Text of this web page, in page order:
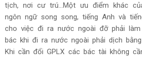
tịch, nơi cư trú...Một ưu điểm khác
ngôn ngữ song song, tiếng Anh và
cho việc đi ra nước ngoài đỡ phải
bác khi đi ra nước ngoài phải dịch
Khi cần đổi GPLX các bác tài không